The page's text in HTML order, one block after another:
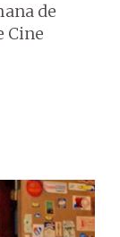
de
Cine